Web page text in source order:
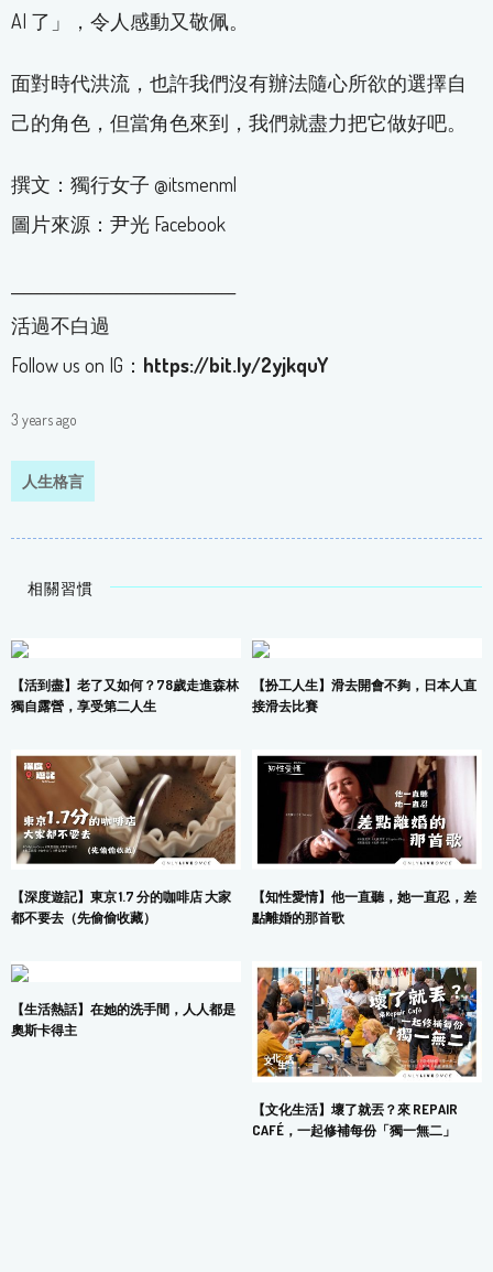
AI 了」，令人感動又敬佩。
面對時代洪流，也許我們沒有辦法隨心所欲的選擇自
己的角色，但當角色來到，我們就盡力把它做好吧。
撰文：獨行女子 @itsmenml
圖片來源：尹光 Facebook
活過不白過
Follow us on IG： https://bit.ly/2yjkquY
3 years ago
人生格言
相關習慣
【活到盡】老了又如何？78歲走進森林
獨自露營，享受第二人生
【扮工人生】滑去開會不夠，日本人直
接滑去比賽
【深度遊記】東京 1.7 分的咖啡店 大家
都不要去（先偷偷收藏）
【知性愛情】他一直聽，她一直忍，差
點離婚的那首歌
【生活熱話】在她的洗手間，人人都是
奧斯卡得主
【文化生活】壞了就丟？來 REPAIR
CAFÉ，一起修補每份「獨一無二」